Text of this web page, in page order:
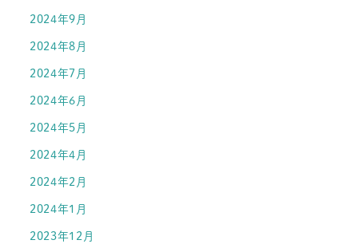
2024年9月
2024年8月
2024年7月
2024年6月
2024年5月
2024年4月
2024年2月
2024年1月
2023年12月